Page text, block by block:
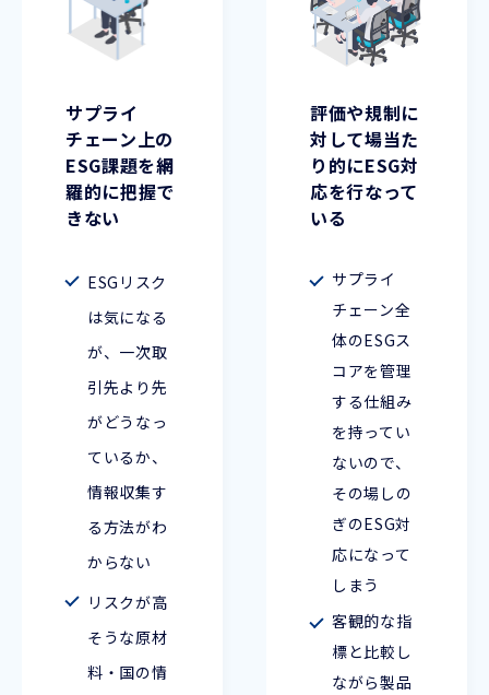
サプライ
チェーン上の
ESG課題を網
羅的に把握で
きない
ESGリスク
は気になる
が、一次取
引先より先
がどうなっ
ているか、
情報収集す
る方法がわ
からない
リスクが高
そうな原材
料・国の情
評価や規制に
対して場当た
り的にESG対
応を行なって
いる
サプライ
チェーン全
体のESGス
コアを管理
する仕組み
を持ってい
ないので、
その場しの
ぎのESG対
応になって
しまう
客観的な指
標と比較し
ながら製品